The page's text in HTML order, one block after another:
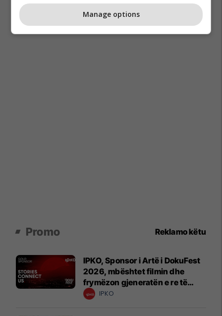
Promo Reklamo këtu
IPKO, Sponsor i Artë i DokuFest
2026, mbështet filmin dhe
frymëzon gjeneratën e re të
krijuesve
IPKO
Manage options